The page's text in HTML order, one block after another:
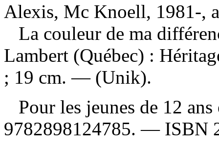
Alexis, Mc Knoell, 1981-,
La couleur de ma
Lambert (Québec) :
; 19 cm. — (Unik).
Pour les jeunes de 12
9782898124785. — ISBN